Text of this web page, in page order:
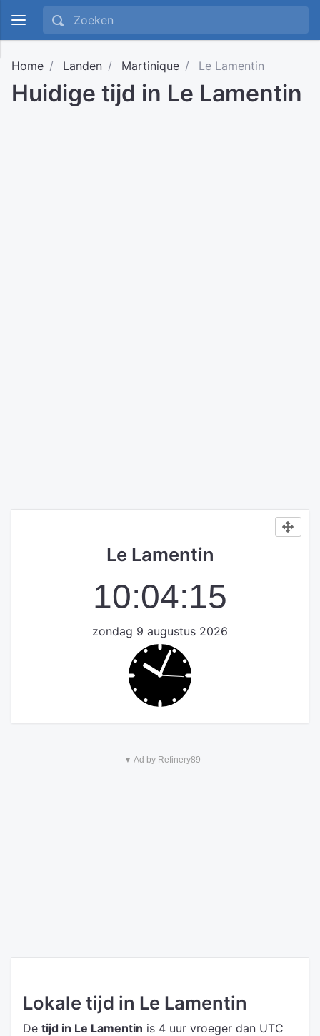
Home Landen Martinique Le Lamentin
Huidige tijd in Le Lamentin
Le Lamentin
10:04:15
zondag 9 augustus 2026
▼ Ad by Refinery89
Lokale tijd in Le Lamentin
De tijd in Le Lamentin is 4 uur vroeger dan UTC